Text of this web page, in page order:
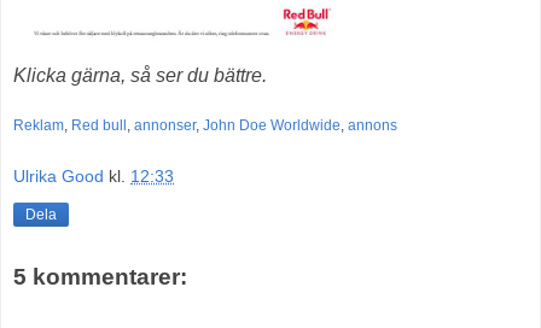
Klicka gärna, så ser du bättre.
Reklam, Red bull , annonser, John Doe Worldwide, annons
Ulrika Good kl. 12:33
Dela
5 kommentarer: